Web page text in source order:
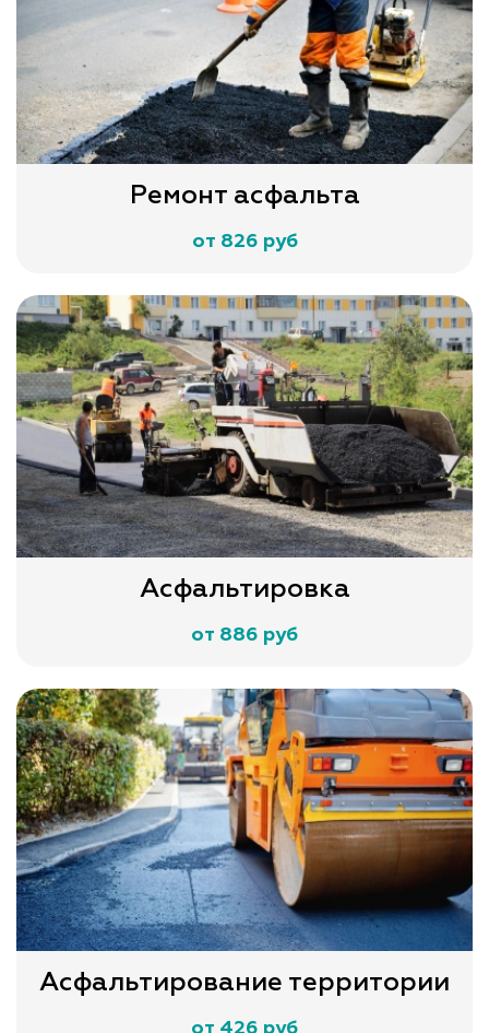
Ремонт асфальта
от 826 руб
Асфальтировка
от 886 руб
Асфальтирование территории
от 426 руб